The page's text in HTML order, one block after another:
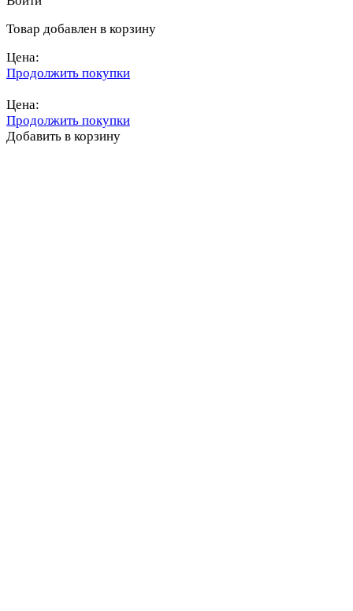
Товар добавлен в корзину
Цена:
Продолжить покупки
Цена:
Продолжить покупки
Добавить в корзину